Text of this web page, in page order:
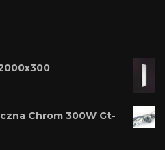
Chrom 300W Gt-